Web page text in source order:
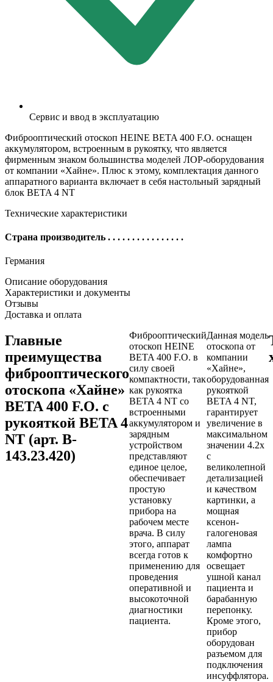
Сервис и ввод в эксплуатацию
Фиброоптический отоскоп HEINE BETA 400 F.O. оснащен
аккумулятором, встроенным в рукоятку, что является
фирменным знаком большинства моделей ЛОР-оборудования
от компании «Хайне». Плюс к этому, комплектация данного
аппаратного варианта включает в себя настольный зарядный
блок BETA 4 NT
Технические характеристики
Страна производитель . . . . . . . . . . . . . . . .
Германия
Описание оборудования
Характеристики и документы
Отзывы
Доставка и оплата
Главные
преимущества
фиброоптического
отоскопа «Хайне»
BETA 400 F.O. с
рукояткой BETA 4
NT (арт. B-
143.23.420)
Фиброоптический
отоскоп HEINE
BETA 400 F.O. в
силу своей
компактности, так
как рукоятка
BETA 4 NT со
встроенными
аккумулятором и
зарядным
устройством
представляют
единое целое,
обеспечивает
простую
установку
прибора на
рабочем месте
врача. В силу
этого, аппарат
всегда готов к
применению для
проведения
оперативной и
высокоточной
диагностики
пациента.
Данная модель
отоскопа от
компании
«Хайне»,
оборудованная
рукояткой
BETA 4 NT,
гарантирует
увеличение в
максимальном
значении 4.2х
с
великолепной
детализацией
и качеством
картинки, а
мощная
ксенон-
галогеновая
лампа
комфортно
освещает
ушной канал
пациента и
барабанную
перепонку.
Кроме этого,
прибор
оборудован
разъемом для
подключения
инсуффлятора.